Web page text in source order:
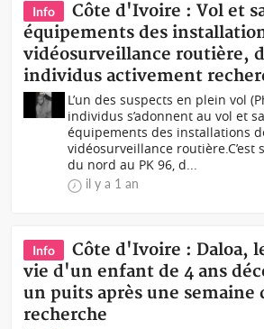
Info
Côte d'Ivoire : Vol et
équipements des
vidéosurveillance routière,
individus activement
L’un des suspects en plein vol
individus s’adonnent au vol et
équipements des installations
vidéosurveillance routière.C’est
du nord au PK 96, d...
il y a 1 an
Info
Côte d'Ivoire : Daloa,
vie d'un enfant de 4 ans
un puits après une semaine
recherche